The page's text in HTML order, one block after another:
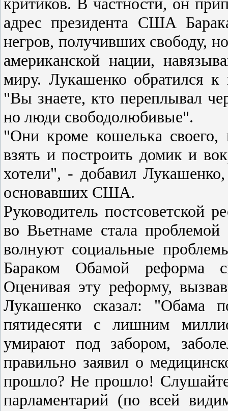
адрес президента США
негров, получивших свободу,
американской нации,
миру. Лукашенко обратился
"Вы знаете, кто переплывал
но люди свободолюбивые".
"Они кроме кошелька
взять и построить домик и
хотели", - добавил
основавших США.
Руководитель постсоветской
во Вьетнаме стала
волнуют социальные
Бараком Обамой реформа
Оценивая эту реформу,
Лукашенко сказал: "Обама
пятидесяти с лишним
умирают под забором,
правильно заявил о
прошло? Не прошло!
парламентарий (по всей